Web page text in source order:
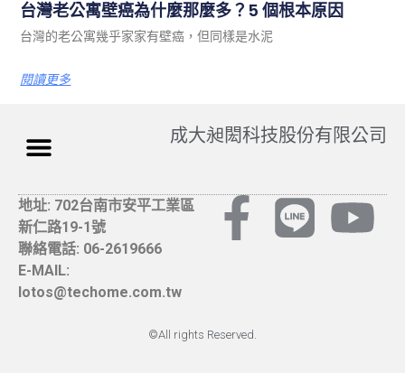
台灣老公寓壁癌為什麼那麼多？5 個根本原因
台灣的老公寓幾乎家家有壁癌，但同樣是水泥
閱讀更多
成大昶閎科技股份有限公司
地址: 702台南市安平工業區
新仁路19-1號
聯絡電話: 06-2619666
E-MAIL:
lotos@techome.com.tw
©All rights Reserved.